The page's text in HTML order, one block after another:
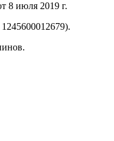
8 июля 2019 г.